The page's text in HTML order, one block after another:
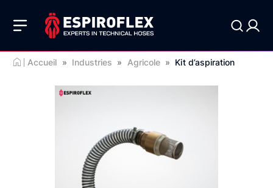
Accueil » Industries » Agricole » Kit d’aspiration